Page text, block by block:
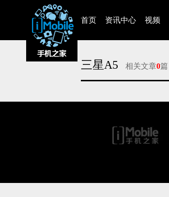
首页 资讯中心 视频
三星A5 相关文章0篇